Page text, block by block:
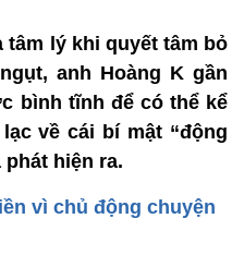
tâm lý khi quyết tâm bỏ
anh Hoàng K gần
bình tĩnh để có thể kể
về cái bí mật “động
hiện ra.
vì chủ động chuyện